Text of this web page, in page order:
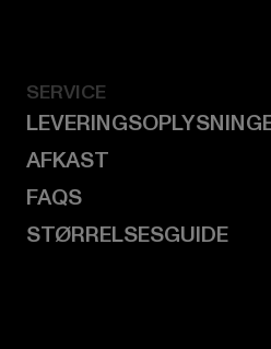
SERVICE
AFKAST
FAQS
STØRRELSESGUIDE